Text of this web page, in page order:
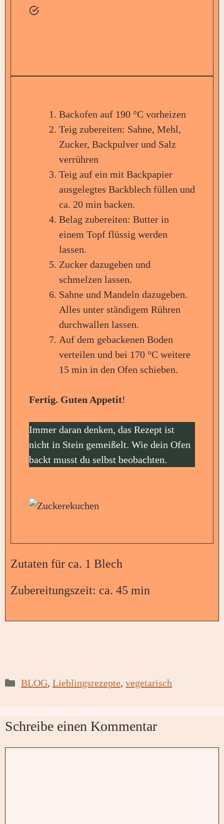
Backofen auf 190 °C vorheizen
Teig zubereiten: Sahne, Mehl,
Zucker, Backpulver und Salz
verrühren
Teig auf ein mit Backpapier
ausgelegtes Backblech füllen und
ca. 20 min backen.
Belag zubereiten: Butter in
einem Topf flüssig werden
lassen.
Zucker dazugeben und
schmelzen lassen.
Sahne und Mandeln dazugeben.
Alles unter ständigem Rühren
durchwallen lassen.
Auf dem gebackenen Boden
verteilen und bei 170 °C weitere
15 min in den Ofen schieben.
Fertig. Guten Appetit!
Immer daran denken, das Rezept ist
nicht in Stein gemeißelt. Wie dein Ofen
backt musst du selbst beobachten.
Zutaten für ca. 1 Blech
Zubereitungszeit: ca. 45 min
Kategorien
BLOG, Lieblingsrezepte, vegetarisch
Schreibe einen Kommentar